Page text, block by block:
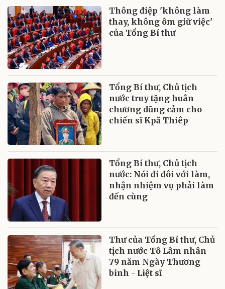
Thông điệp 'không làm
thay, không ôm giữ việc'
của Tổng Bí thư
Tổng Bí thư, Chủ tịch
nước truy tặng huân
chương dũng cảm cho
chiến sĩ Kpă Thiêp
Tổng Bí thư, Chủ tịch
nước: Nói đi đôi với làm,
nhận nhiệm vụ phải làm
đến cùng
Thư của Tổng Bí thư, Chủ
tịch nước Tô Lâm nhân
79 năm Ngày Thương
binh - Liệt sĩ